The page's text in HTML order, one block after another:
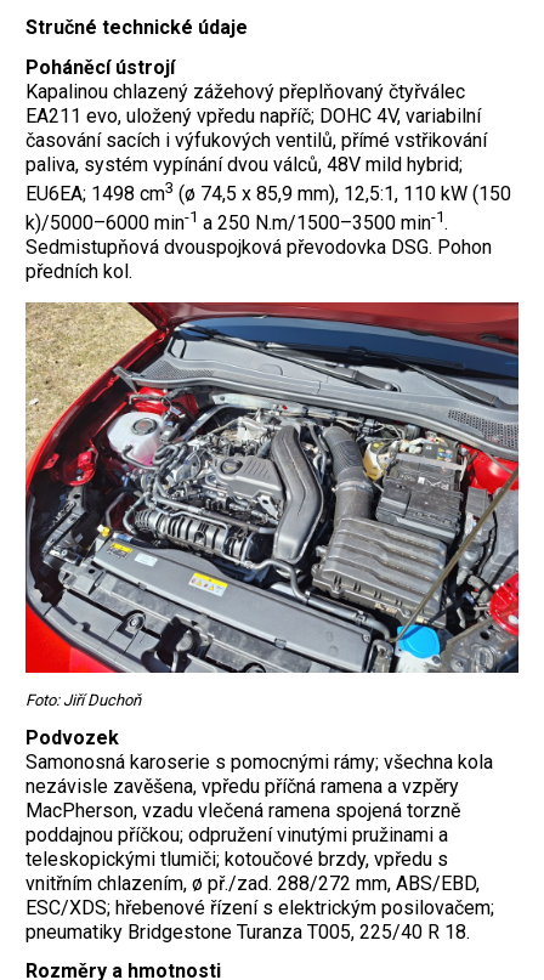
Stručné technické údaje
Poháněcí ústrojí
Kapalinou chlazený zážehový přeplňovaný čtyřválec
EA211 evo, uložený vpředu napříč; DOHC 4V, variabilní
časování sacích i výfukových ventilů, přímé vstřikování
paliva, systém vypínání dvou válců, 48V mild hybrid;
EU6EA; 1498 cm3 (ø 74,5 x 85,9 mm), 12,5:1, 110 kW (150
k)/5000–6000 min-1 a 250 N.m/1500–3500 min-1.
Sedmistupňová dvouspojková převodovka DSG. Pohon
předních kol.
Foto: Jiří Duchoň
Podvozek
Samonosná karoserie s pomocnými rámy; všechna kola
nezávisle zavěšena, vpředu příčná ramena a vzpěry
MacPherson, vzadu vlečená ramena spojená torzně
poddajnou příčkou; odpružení vinutými pružinami a
teleskopickými tlumiči; kotoučové brzdy, vpředu s
vnitřním chlazením, ø př./zad. 288/272 mm, ABS/EBD,
ESC/XDS; hřebenové řízení s elektrickým posilovačem;
pneumatiky Bridgestone Turanza T005, 225/40 R 18.
Rozměry a hmotnosti